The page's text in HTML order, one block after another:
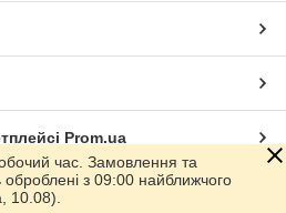
Prom.ua
час. Замовлення та
оброблені з 09:00 найближчого
10.08).